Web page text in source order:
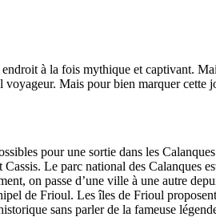
à la fois mythique et captivant.
Mais pour bien marquer cette
pour une sortie dans les Calanques
Le parc national des Calanques
on passe d’une ville à une autre
de Frioul. Les îles de Frioul
sans parler de la fameuse